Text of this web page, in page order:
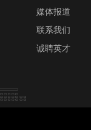
媒体报道
联系我们
诚聘英才